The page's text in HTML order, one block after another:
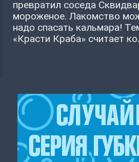
превратил соседа
мороженое. Лакомство
надо спасать кальмара!
«Красти Краба» считает